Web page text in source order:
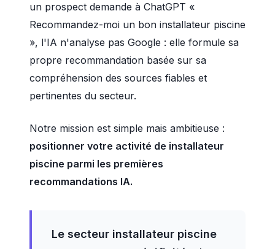
un prospect demande à ChatGPT «
Recommandez-moi un bon installateur piscine
», l'IA n'analyse pas Google : elle formule sa
propre recommandation basée sur sa
compréhension des sources fiables et
pertinentes du secteur.
Notre mission est simple mais ambitieuse :
positionner votre activité de installateur
piscine parmi les premières
recommandations IA.
Le secteur installateur piscine